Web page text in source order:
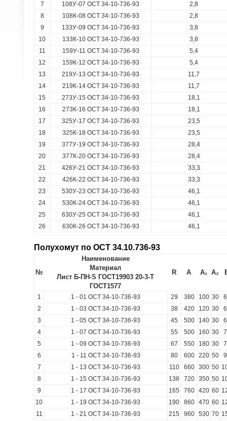
7
108У-07 ОСТ 34-10-736-93
2,8
8
108К-08 ОСТ 34-10-736-93
2,8
9
133У-09 ОСТ 34-10-736-93
3,8
10
133К-10 ОСТ 34-10-736-93
3,8
11
159У-11 ОСТ 34-10-736-93
5,4
12
159К-12 ОСТ 34-10-736-93
5,4
13
219У-13 ОСТ 34-10-736-93
11,7
14
219К-14 ОСТ 34-10-736-93
11,7
15
273У-15 ОСТ 34-10-736-93
18,1
16
273К-16 ОСТ 34-10-736-93
18,1
17
325У-17 ОСТ 34-10-736-93
23,5
18
325К-18 ОСТ 34-10-736-93
23,5
19
377У-19 ОСТ 34-10-736-93
28,4
20
377К-20 ОСТ 34-10-736-93
28,4
21
426У-21 ОСТ 34-10-736-93
33,3
22
426К-22 ОСТ 34-10-736-93
33,3
23
530У-23 ОСТ 34-10-736-93
46,1
24
530К-24 ОСТ 34-10-736-93
46,1
25
630У-25 ОСТ 34-10-736-93
46,1
26
630К-26 ОСТ 34-10-736-93 46,1
Полухомут по ОСТ 34.10.736-93
№
Наименование
R
A A₁ A₂
Материал
Лист Б-ПН-S ГОСТ19903 20-3-Т
ГОСТ1577
1 1 - 01 ОСТ 34-10-736-93 29 380 100 30
2
1 - 03 ОСТ 34-10-736-93 38 420 120 30
3
1 - 05 ОСТ 34-10-736-93 45 500 140 30
4
1 - 07 ОСТ 34-10-736-93 55 500 160 30
5
1 - 09 ОСТ 34-10-736-93 67 550 180 30
6
1 - 11 ОСТ 34-10-736-93 80 600 220 50
7
1 - 13 ОСТ 34-10-736-93 110 660 300 50
8
1 - 15 ОСТ 34-10-736-93 138 720 350 50
9
1 - 17 ОСТ 34-10-736-93 165 760 420 60
10
1 - 19 ОСТ 34-10-736-93 190 860 470 60
11
1 - 21 ОСТ 34-10-736-93 215 960 530 70